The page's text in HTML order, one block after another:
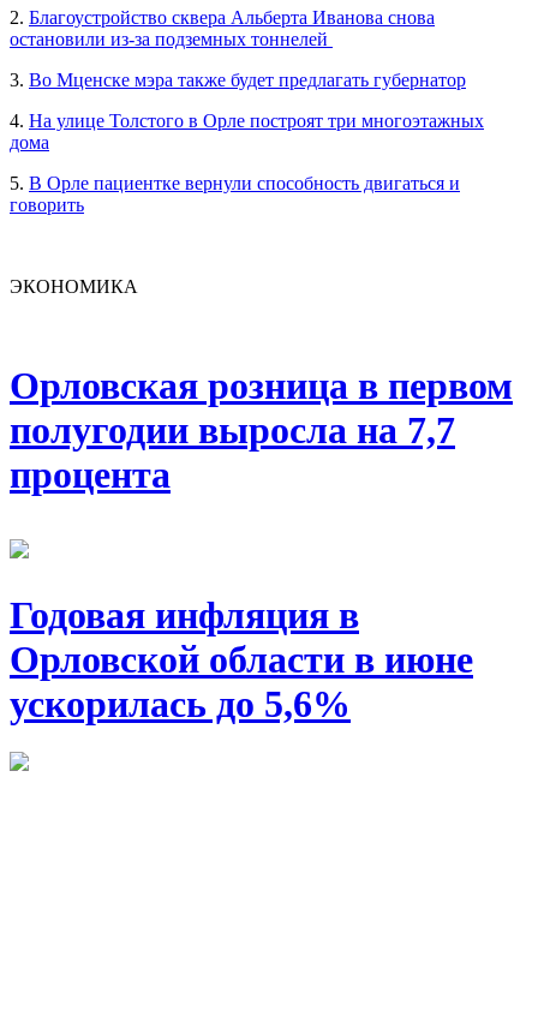
2. Благоустройство сквера Альберта Иванова снова
остановили из-за подземных тоннелей
3. Во Мценске мэра также будет предлагать губернатор
4. На улице Толстого в Орле построят три многоэтажных
дома
5. В Орле пациентке вернули способность двигаться и
говорить
ЭКОНОМИКА
Орловская розница в первом
полугодии выросла на 7,7
процента
Годовая инфляция в
Орловской области в июне
ускорилась до 5,6%